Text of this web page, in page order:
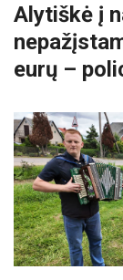
Alytiškė į
eurų –